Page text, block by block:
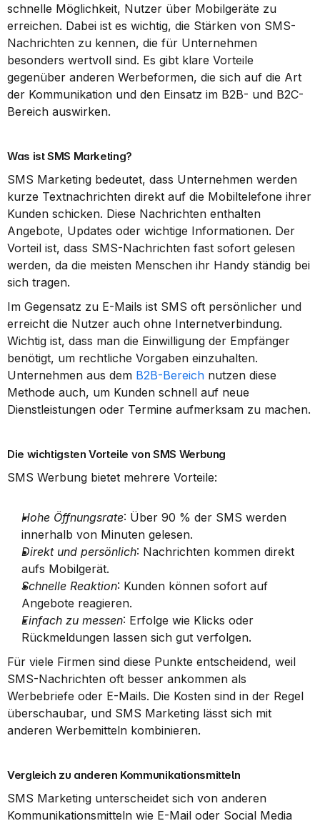
schnelle Möglichkeit, Nutzer über Mobilgeräte zu
erreichen. Dabei ist es wichtig, die Stärken von SMS-
Nachrichten zu kennen, die für Unternehmen
besonders wertvoll sind. Es gibt klare Vorteile
gegenüber anderen Werbeformen, die sich auf die Art
der Kommunikation und den Einsatz im B2B- und B2C-
Bereich auswirken.
Was ist SMS Marketing?
SMS Marketing bedeutet, dass Unternehmen werden
kurze Textnachrichten direkt auf die Mobiltelefone ihrer
Kunden schicken. Diese Nachrichten enthalten
Angebote, Updates oder wichtige Informationen. Der
Vorteil ist, dass SMS-Nachrichten fast sofort gelesen
werden, da die meisten Menschen ihr Handy ständig bei
sich tragen.
Im Gegensatz zu E-Mails ist SMS oft persönlicher und
erreicht die Nutzer auch ohne Internetverbindung.
Wichtig ist, dass man die Einwilligung der Empfänger
benötigt, um rechtliche Vorgaben einzuhalten.
Unternehmen aus dem B2B-Bereich nutzen diese
Methode auch, um Kunden schnell auf neue
Dienstleistungen oder Termine aufmerksam zu machen.
Die wichtigsten Vorteile von SMS Werbung
SMS Werbung bietet mehrere Vorteile:
Hohe Öffnungsrate: Über 90 % der SMS werden
innerhalb von Minuten gelesen.
Direkt und persönlich: Nachrichten kommen direkt
aufs Mobilgerät.
Schnelle Reaktion: Kunden können sofort auf
Angebote reagieren.
Einfach zu messen: Erfolge wie Klicks oder
Rückmeldungen lassen sich gut verfolgen.
Für viele Firmen sind diese Punkte entscheidend, weil
SMS-Nachrichten oft besser ankommen als
Werbebriefe oder E-Mails. Die Kosten sind in der Regel
überschaubar, und SMS Marketing lässt sich mit
anderen Werbemitteln kombinieren.
Vergleich zu anderen Kommunikationsmitteln
SMS Marketing unterscheidet sich von anderen
Kommunikationsmitteln wie E-Mail oder Social Media